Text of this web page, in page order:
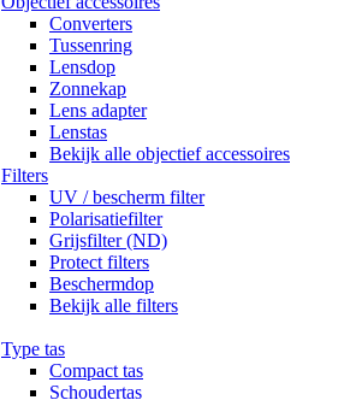
Converters
Tussenring
Lensdop
Zonnekap
Lens adapter
Lenstas
Bekijk alle objectief accessoires
Filters
UV / bescherm filter
Polarisatiefilter
Grijsfilter (ND)
Protect filters
Beschermdop
Bekijk alle filters
Type tas
Compact tas
Schoudertas